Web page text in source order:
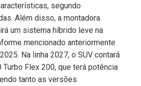
segundo
Além disso, a montadora
um sistema híbrido leve na
mencionado anteriormente
Na linha 2027, o SUV contará
Turbo Flex 200, que terá potência
tanto as versões